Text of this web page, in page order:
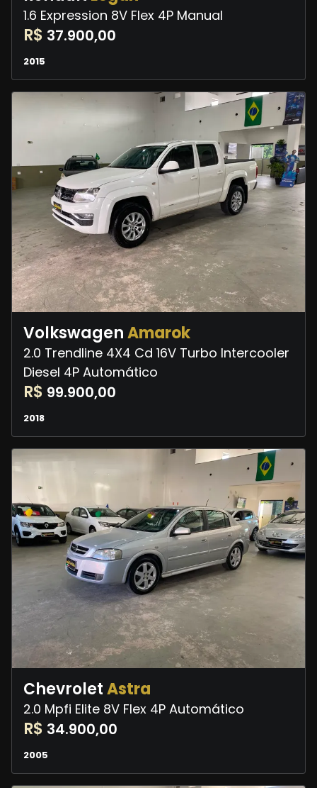
1.6 Expression 8V Flex 4P Manual
R$ 37.900,00
2015
VolkswagenAmarok
2.0 Trendline 4X4 Cd 16V Turbo Intercooler
Diesel 4P Automático
R$ 99.900,00
2018
ChevroletAstra
2.0 Mpfi Elite 8V Flex 4P Automático
R$ 34.900,00
2005